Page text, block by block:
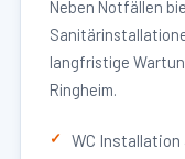
Neben Notfällen
langfristige
Ringheim.
WC